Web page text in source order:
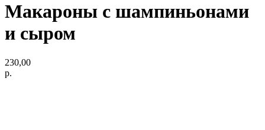
Макароны с шампиньонами
и сыром
230,00
р.